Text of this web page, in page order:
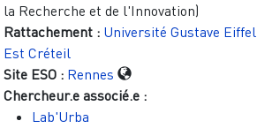
la Recherche et de l'Innovation)
Rattachement : Université Gustave Eiffel
Est Créteil
Site ESO : Rennes
Chercheur.e associé.e :
Lab'Urba